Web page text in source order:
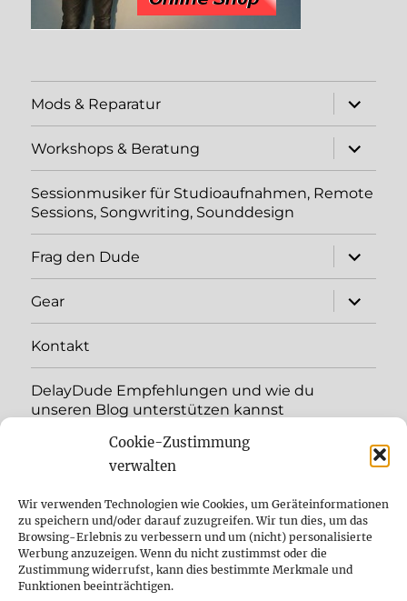
Cookie-Zustimmung
verwalten
Wir verwenden Technologien wie Cookies, um Geräteinformationen
zu speichern und/oder darauf zuzugreifen. Wir tun dies, um das
Browsing-Erlebnis zu verbessern und um (nicht) personalisierte
Werbung anzuzeigen. Wenn du nicht zustimmst oder die
Zustimmung widerrufst, kann dies bestimmte Merkmale und
Funktionen beeinträchtigen.
Mods & Reparatur
öffnen
Workshops & Beratung
öffnen
Sessionmusiker für Studioaufnahmen, Remote
Sessions, Songwriting, Sounddesign
Frag den Dude
öffnen
Gear
öffnen
Kontakt
DelayDude Empfehlungen und wie du
unseren Blog unterstützen kannst
öffnen
YouTube
Instagram
Feed